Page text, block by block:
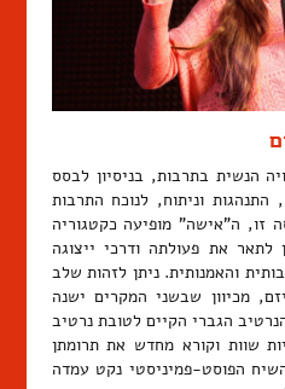
הנשית בתרבות, בניסיון לבסס
וניתוח, לנוכח התרבות
זו, ה"אישה" מופיעה כקטגוריה
לתאר את פעולתה ודרכי ייצוגה
והאמנותית. ניתן לזהות שלב
מכיוון שבשני המקרים ישנה
הגברי הקיים לטובת נרטיב
שוות וקורא מחדש את תרומתן
הפוסט-פמיניסטי נקט עמדה